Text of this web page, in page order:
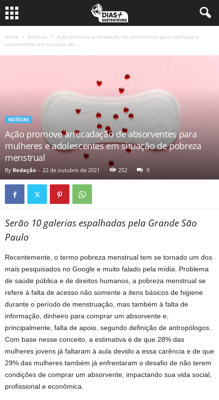
Home Notícias
Ação promove arrecadação de absorventes para mulheres e
adolescentes em situação de...
NOTÍCIAS
Ação promove arrecadação de absorventes para
mulheres e adolescentes em situação de pobreza
menstrual
By Redação - 22 de outubro de 2021 252 0
Serão 10 galerias espalhadas pela Grande São
Paulo
Recentemente, o termo pobreza menstrual tem se tornado um dos
mais pesquisados no Google e muito falado pela mídia. Problema
de saúde pública e de direitos humanos, a pobreza menstrual se
refere à falta de acesso não somente a itens básicos de higiene
durante o período de menstruação, mas também à falta de
informação, dinheiro para comprar um absorvente e,
principalmente, falta de apoio, segundo definição de antropólogos.
Com base nesse conceito, a estimativa é de que 28% das
mulheres jovens já faltaram à aula devido a essa carência e de que
29% das mulheres também já enfrentaram o desafio de não terem
condições de comprar um absorvente, impactando sua vida social,
profissional e econômica.